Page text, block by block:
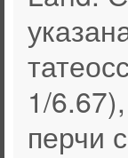
1/
перчи